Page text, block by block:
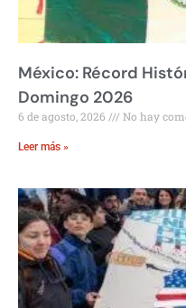
México: Récord
Domingo 2026
6 de agosto, 2026 No hay
Leer más »